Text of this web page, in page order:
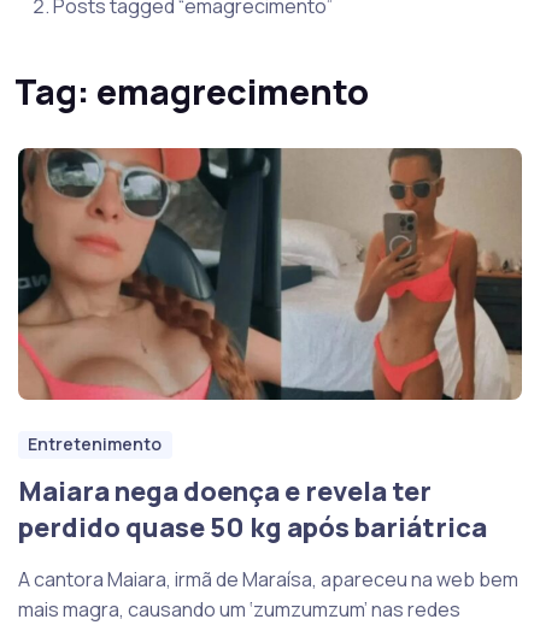
Posts tagged “emagrecimento”
Tag: emagrecimento
Entretenimento
Maiara nega doença e revela ter
perdido quase 50 kg após bariátrica
A cantora Maiara, irmã de Maraísa, apareceu na web bem
mais magra, causando um ‘zumzumzum’ nas redes